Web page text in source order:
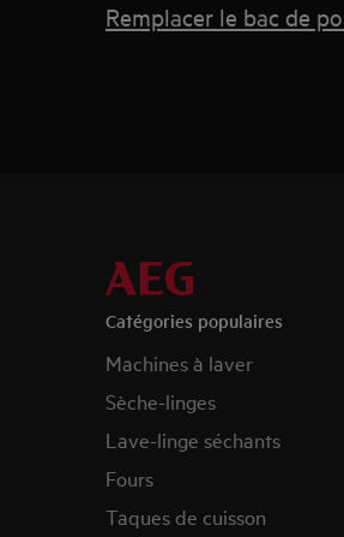
Remplacer le bac de
Catégories populaires
Machines à laver
Sèche-linges
Lave-linge séchants
Fours
Taques de cuisson